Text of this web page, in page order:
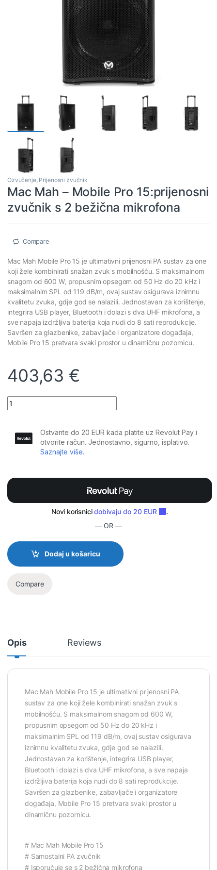
Ozvučenje, Prijenosni zvučnik
Mac Mah – Mobile Pro 15:prijenosni
zvučnik s 2 bežična mikrofona
Compare
Mac Mah Mobile Pro 15 je ultimativni prijenosni PA sustav za one
koji žele kombinirati snažan zvuk s mobilnošću. S maksimalnom
snagom od 600 W, propusnim opsegom od 50 Hz do 20 kHz i
maksimalnim SPL od 119 dB/m, ovaj sustav osigurava iznimnu
kvalitetu zvuka, gdje god se nalazili. Jednostavan za korištenje,
integrira USB player, Bluetooth i dolazi s dva UHF mikrofona, a
sve napaja izdržljiva baterija koja nudi do 8 sati reprodukcije.
Savršen za glazbenike, zabavljače i organizatore događaja,
Mobile Pro 15 pretvara svaki prostor u dinamičnu pozornicu.
403,63 €
Mac Mah - Mobile Pro 15:prijenosni zvučnik s 2 bežična
— OR —
Dodaj u košaricu
Compare
Opis Reviews
Mac Mah Mobile Pro 15 je ultimativni prijenosni PA
sustav za one koji žele kombinirati snažan zvuk s
mobilnošću. S maksimalnom snagom od 600 W,
propusnim opsegom od 50 Hz do 20 kHz i
maksimalnim SPL od 119 dB/m, ovaj sustav osigurava
iznimnu kvalitetu zvuka, gdje god se nalazili.
Jednostavan za korištenje, integrira USB player,
Bluetooth i dolazi s dva UHF mikrofona, a sve napaja
izdržljiva baterija koja nudi do 8 sati reprodukcije.
Savršen za glazbenike, zabavljače i organizatore
događaja, Mobile Pro 15 pretvara svaki prostor u
dinamičnu pozornicu.
# Mac Mah Mobile Pro 15
# Samostalni PA zvučnik
# Isporučuje se s 2 bežična mikrofona